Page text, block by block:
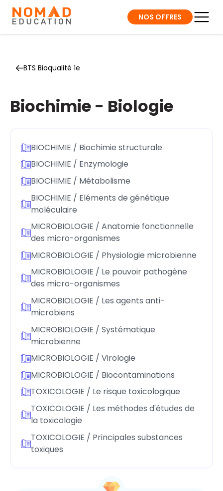
NOS OFFRES
BTS Bioqualité 1e
Biochimie - Biologie
BIOCHIMIE / Biochimie structurale
BIOCHIMIE / Enzymologie
BIOCHIMIE / Métabolisme
BIOCHIMIE / Eléments de génétique
moléculaire
MICROBIOLOGIE / Anatomie fonctionnelle
des micro-organismes
MICROBIOLOGIE / Physiologie microbienne
MICROBIOLOGIE / Le pouvoir pathogène
des micro-organismes
MICROBIOLOGIE / Les agents anti-
microbiens
MICROBIOLOGIE / Systématique
microbienne
MICROBIOLOGIE / Virologie
MICROBIOLOGIE / Biocontaminations
TOXICOLOGIE / Le risque toxicologique
TOXICOLOGIE / Les méthodes d'études de
la toxicologie
TOXICOLOGIE / Principales substances
toxiques